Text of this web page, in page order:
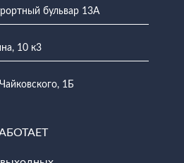
бульвар 13А
10 к3
1Б